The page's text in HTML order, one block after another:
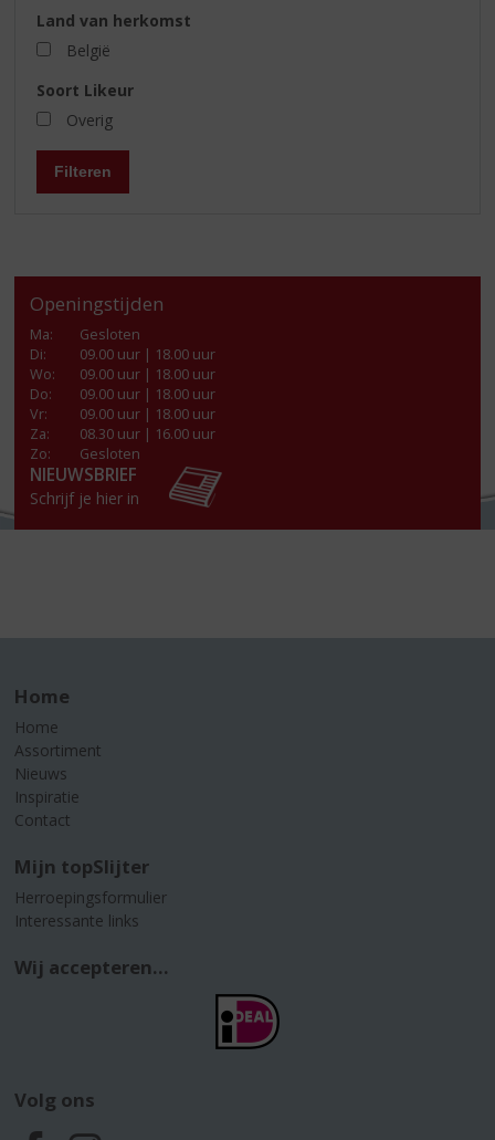
Land van herkomst
België
Soort Likeur
Overig
Filteren
Openingstijden
Ma:
Gesloten
Di:
09.00 uur | 18.00 uur
Wo:
09.00 uur | 18.00 uur
Do:
09.00 uur | 18.00 uur
Vr:
09.00 uur | 18.00 uur
Za:
08.30 uur | 16.00 uur
Zo:
Gesloten
NIEUWSBRIEF
Schrijf je hier in
Home
Home
Assortiment
Nieuws
Inspiratie
Contact
Mijn topSlijter
Herroepingsformulier
Interessante links
Wij accepteren...
Volg ons